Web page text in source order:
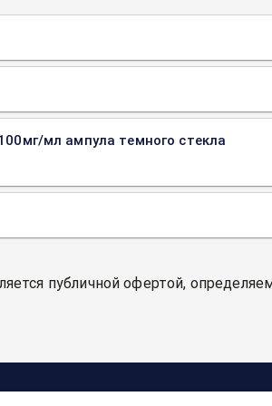
мл ампула темного стекла
публичной офертой,